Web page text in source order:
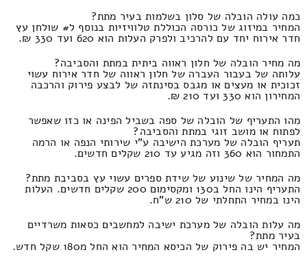
כמה עולה הובלה של סלון בשלמות בעיר מתת?
המחיר במיזוג של כורסה הכוללת טלוויזיות בנוסף ל# שולחן עץ
חדר אירוח יחד עם להרכיב ולפרק העלות הוא 620 ועד 330 ₪.
מה מחיר הובלה של חלון ראווה ביתית במתת והסביבה?
עלותה של בעבור העברה של חלון ראווה של חדר אירוח עשוי
זכוכית או מעצים או מגבס בסינתזה של לבצע פירוק והרכבה
המחירון הוא 330 ועד 210 ₪.
מהו התעריף של הובלה של ספה בשביל הפינה או כזו שאפשר
לפתוח או מושב זוגי במתת והסביבה?
תעריף הובלה של מערכת הישיבה ע"י שירותי הנפה או הרמה
התמחור הוא 360 וזה מגיע עד 210 שקלים חדשים.
מה המחיר של שינוע של שידת ספרים עשוי עץ בסביבת מתת?
התעריף הינו החל ב130 ומקסימום 200 שקלים חדשים. העלות
הינו במחיר התחלתי של 210 ש"ח.
מה עלות הובלה של מערכת ישיבה למחשבים כסאות משרדיים
בעיר מתת?
המחיר יש בה פירוק של הכיסא המחיר הוא החל מ180 שקל חדש.